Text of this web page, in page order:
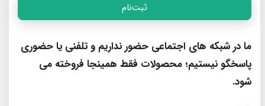
ثبت‌نام
ما در شبکه های اجتماعی حضور نداریم و تلفنی یا حضوری
پاسخگو نیستیم؛ محصولات فقط همینجا فروخته می
شود.